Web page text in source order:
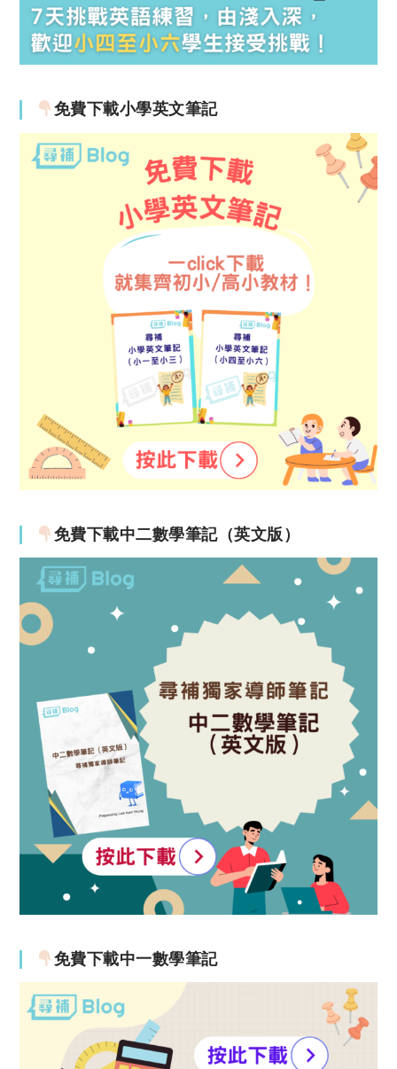
免費下載小學英文筆記
免費下載中二數學筆記（英文版）
免費下載中一數學筆記